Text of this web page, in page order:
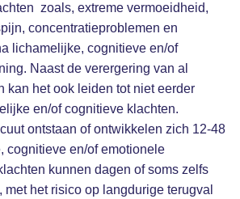
zoals, extreme vermoeidheid,
concentratieproblemen en
lichamelijke, cognitieve en/of
Naast de verergering van al
kan het ook leiden tot niet eerder
en/of cognitieve klachten.
ontstaan of ontwikkelen zich 12-48
cognitieve en/of emotionele
kunnen dagen of soms zelfs
het risico op langdurige terugval